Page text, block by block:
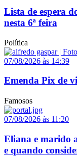
Lista de espera
nesta 6ª feira
Política
07/08/2026 às 14:39
Emenda Pix de
Famosos
07/08/2026 às 11:20
Eliana e marido
e quando